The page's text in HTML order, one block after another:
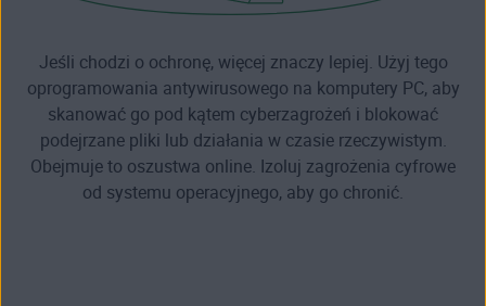
Jeśli chodzi o ochronę, więcej znaczy lepiej. Użyj tego
oprogramowania antywirusowego na komputery PC, aby
skanować go pod kątem cyberzagrożeń i blokować
podejrzane pliki lub działania w czasie rzeczywistym.
Obejmuje to oszustwa online. Izoluj zagrożenia cyfrowe
od systemu operacyjnego, aby go chronić.